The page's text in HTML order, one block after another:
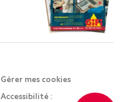
Gérer mes cookies
Accessibilité :